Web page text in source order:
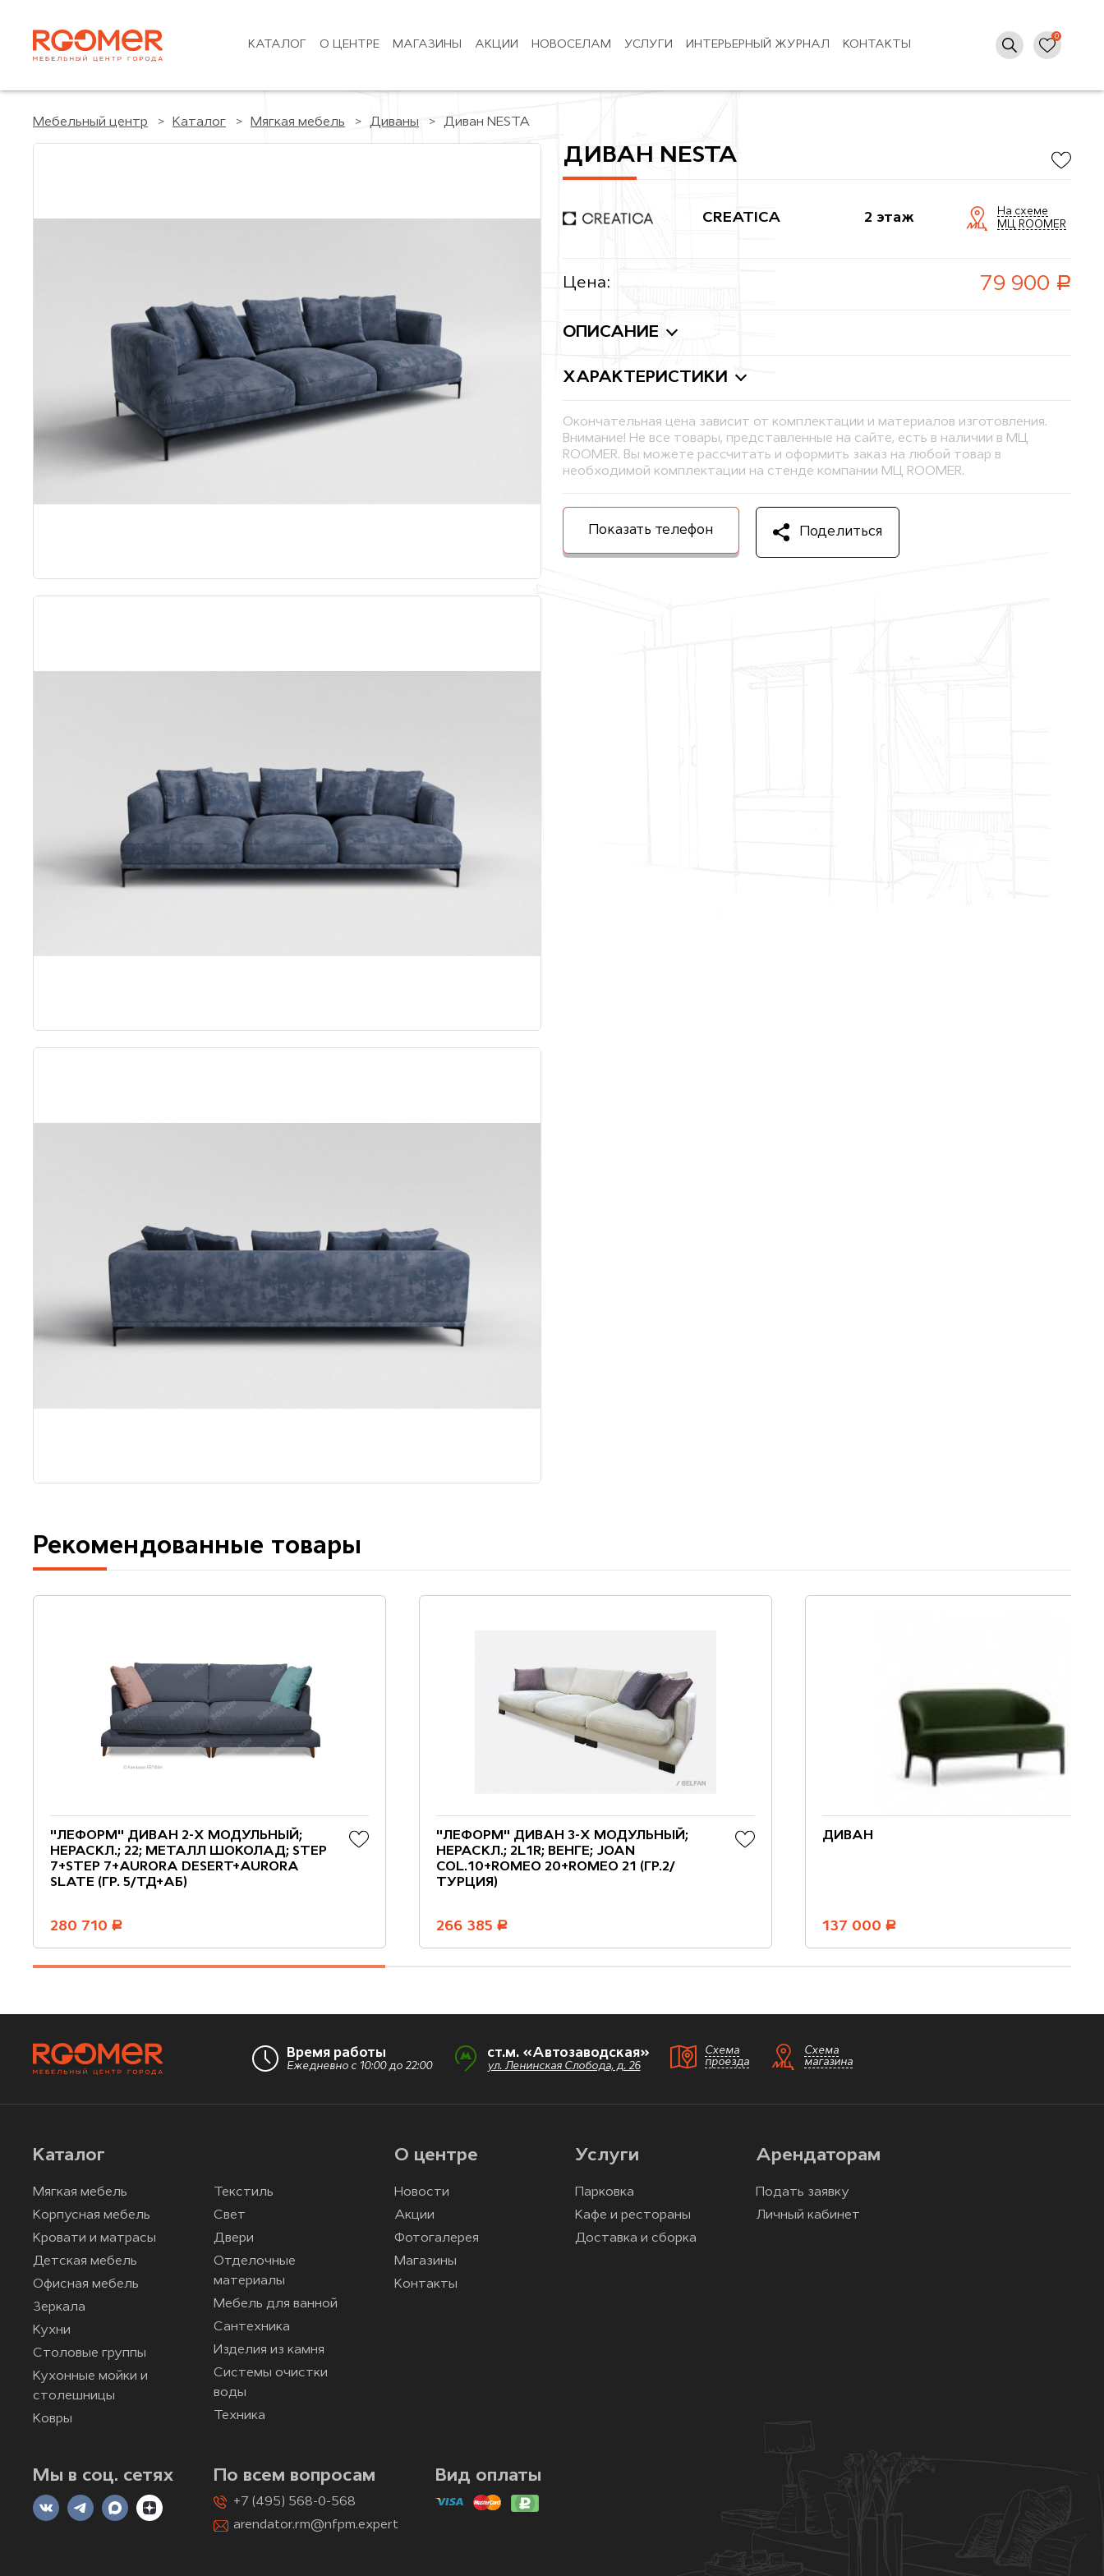
КАТАЛОГ О ЦЕНТРЕ МАГАЗИНЫ АКЦИИ НОВОСЕЛАМ УСЛУГИ ИНТЕРЬЕРНЫЙ ЖУРНАЛ КОНТАКТЫ
Мебельный центр Каталог Мягкая мебель Диваны Диван NESTA
ДИВАН NESTA
CREATICA 2 этаж
На схеме
МЦ ROOMER
Цена: 79 900 руб.
ОПИСАНИЕ
ХАРАКТЕРИСТИКИ
Окончательная цена зависит от комплектации и материалов изготовления.
Внимание! Не все товары, представленные на сайте, есть в наличии в МЦ
ROOMER. Вы можете рассчитать и оформить заказ на любой товар в
необходимой комплектации на стенде компании МЦ ROOMER.
Показать телефон Поделиться
Рекомендованные товары
"ЛЕФОРМ" ДИВАН 2-Х МОДУЛЬНЫЙ;
НЕРАСКЛ.; 22; МЕТАЛЛ ШОКОЛАД; STEP
7+STEP 7+AURORA DESERT+AURORA
SLATE (ГР. 5/ТД+АБ)
280 710 руб.
"ЛЕФОРМ" ДИВАН 3-Х МОДУЛЬНЫЙ;
НЕРАСКЛ.; 2L1R; ВЕНГЕ; JOAN
COL.10+ROMEO 20+ROMEO 21 (ГР.2/
ТУРЦИЯ)
266 385 руб.
ДИВАН
137 000 руб.
Время работы
Ежедневно с 10:00 до 22:00
ст.м. «Автозаводская»
ул. Ленинская Слобода, д. 26
Схема
проезда
Схема
магазина
Каталог
Мягкая мебель
Корпусная мебель
Кровати и матрасы
Детская мебель
Офисная мебель
Зеркала
Кухни
Столовые группы
Кухонные мойки и
столешницы
Ковры
Текстиль
Свет
Двери
Отделочные
материалы
Мебель для ванной
Сантехника
Изделия из камня
Системы очистки
воды
Техника
О центре
Новости
Акции
Фотогалерея
Магазины
Контакты
Услуги
Парковка
Кафе и рестораны
Доставка и сборка
Арендаторам
Подать заявку
Личный кабинет
Мы в соц. сетях По всем вопросам
+7 (495) 568-0-568
arendator.rm@nfpm.expert
Вид оплаты